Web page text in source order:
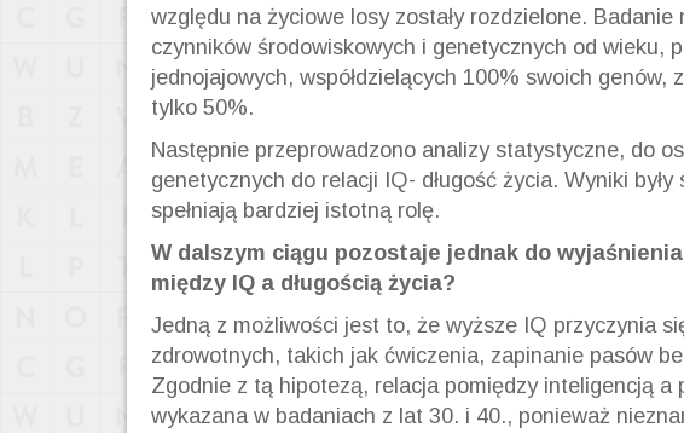
względu na życiowe losy zostały rozdzielone. Badanie
czynników środowiskowych i genetycznych od wieku,
jednojajowych, współdzielących 100% swoich genów,
tylko 50%.
Następnie przeprowadzono analizy statystyczne, do
genetycznych do relacji IQ- długość życia. Wyniki
spełniają bardziej istotną rolę.
W dalszym ciągu pozostaje jednak do
między IQ a długością życia?
Jedną z możliwości jest to, że wyższe IQ przyczynia
zdrowotnych, takich jak ćwiczenia, zapinanie pasów
Zgodnie z tą hipotezą, relacja pomiędzy inteligencją a
wykazana w badaniach z lat 30. i 40., ponieważ